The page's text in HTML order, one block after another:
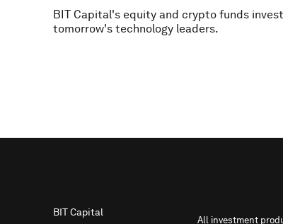
BIT Capital's equity and crypto funds
tomorrow's technology leaders.
BIT Capital
All investment